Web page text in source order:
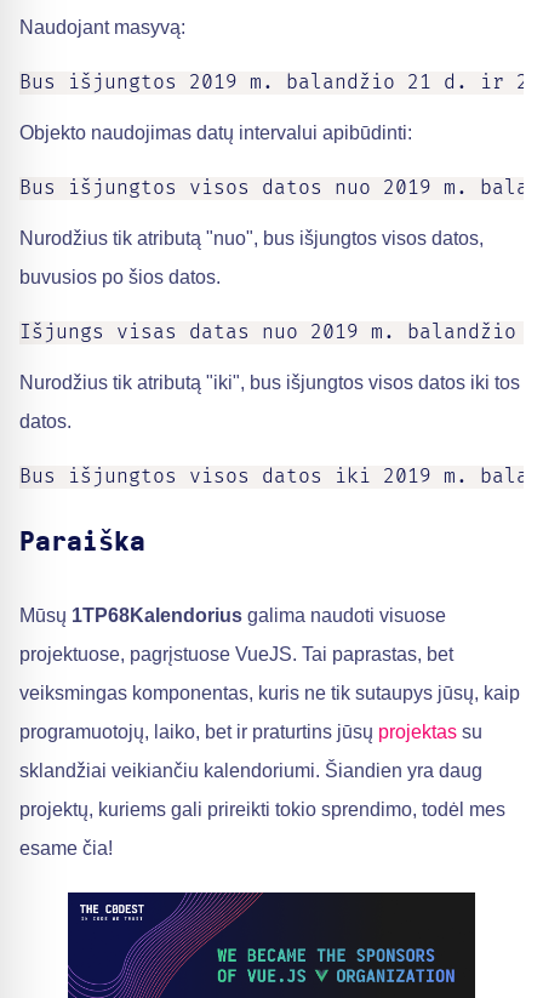
Naudojant masyvą:
Bus išjungtos 2019 m. balandžio 21 d. ir
Objekto naudojimas datų intervalui apibūdinti:
Bus išjungtos visos datos nuo 2019 m.
Nurodžius tik atributą "nuo", bus išjungtos visos datos,
buvusios po šios datos.
Išjungs visas datas nuo 2019 m. balandžio
Nurodžius tik atributą "iki", bus išjungtos visos datos iki tos
datos.
Bus išjungtos visos datos iki 2019 m.
Paraiška
Mūsų 1TP68Kalendorius galima naudoti visuose
projektuose, pagrįstuose VueJS. Tai paprastas, bet
veiksmingas komponentas, kuris ne tik sutaupys jūsų, kaip
programuotojų, laiko, bet ir praturtins jūsų projektas su
sklandžiai veikiančiu kalendoriumi. Šiandien yra daug
projektų, kuriems gali prireikti tokio sprendimo, todėl mes
esame čia!